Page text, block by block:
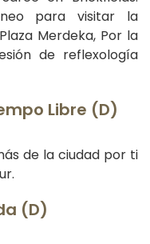
para visitar la
Merdeka, Por la
de reflexología
Libre (D)
de la ciudad por ti
(D)